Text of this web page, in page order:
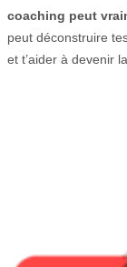
coaching peut
peut déconstruire
et t’aider à devenir